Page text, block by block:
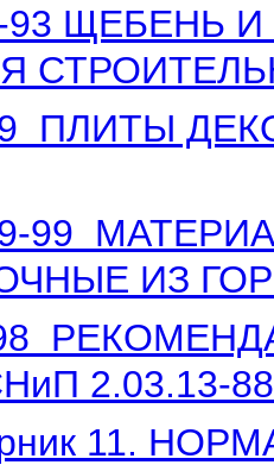
93 ЩЕБЕНЬ
ПЛИТЫ
99
ИЗ
2.03.13-
11.